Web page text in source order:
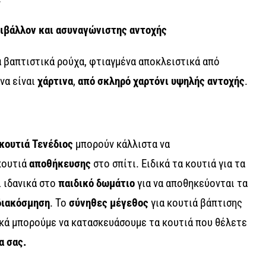
και ασυναγώνιστης αντοχής
βαπτιστικά ρούχα, φτιαγμένα αποκλειστικά από
είναι χάρτινα, από σκληρό χαρτόνι υψηλής αντοχής.
Τενέδιος μπορούν κάλλιστα να
αποθήκευσης στο σπίτι. Ειδικά τα κουτιά για τα
στο παιδικό δωμάτιογια να αποθηκεύονται τα
. Το σύνηθες μέγεθος για κουτιά βάπτισης
μπορούμε να κατασκευάσουμε τα κουτιά που θέλετε
σας.